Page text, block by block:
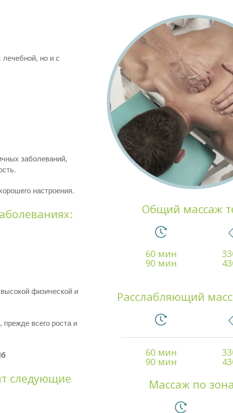
Общий массаж
60 мин
90 мин
Расслабляющий
60 мин
90 мин
Массаж по
лечебной, но и с
заболеваний,
настроения.
физической и
всего роста и
следующие